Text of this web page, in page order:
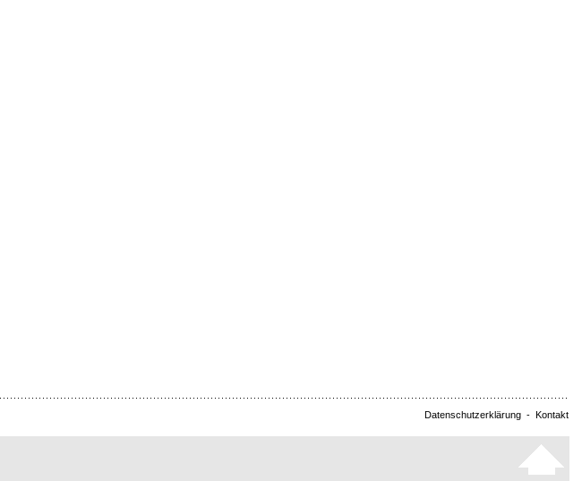
Datenschutzerklärung - Kontakt